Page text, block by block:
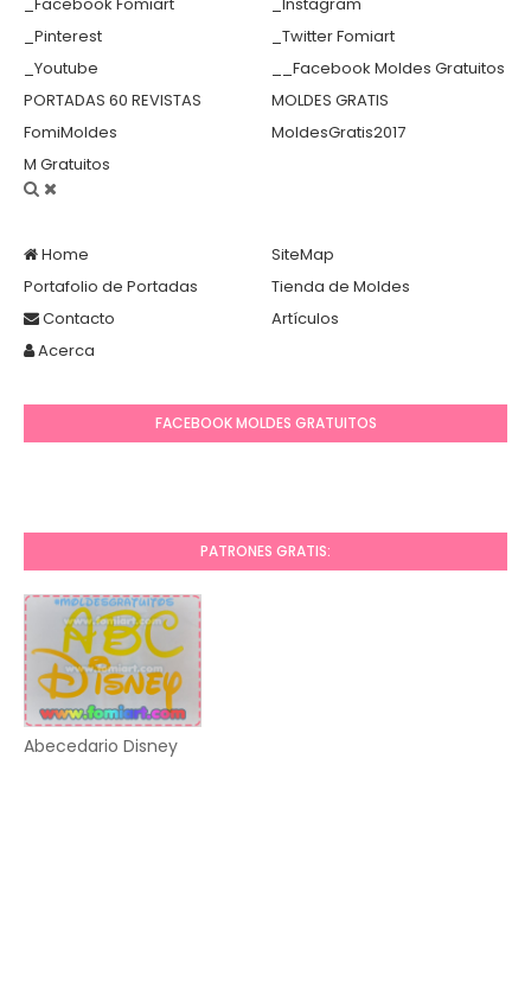
_Facebook Fomiart
_Instagram
_Pinterest
_Twitter Fomiart
_Youtube
__Facebook Moldes Gratuitos
PORTADAS 60 REVISTAS
MOLDES GRATIS
FomiMoldes
MoldesGratis2017
M Gratuitos
Home
SiteMap
Portafolio de Portadas
Tienda de Moldes
Contacto
Artículos
Acerca
FACEBOOK MOLDES GRATUITOS
PATRONES GRATIS:
Abecedario Disney